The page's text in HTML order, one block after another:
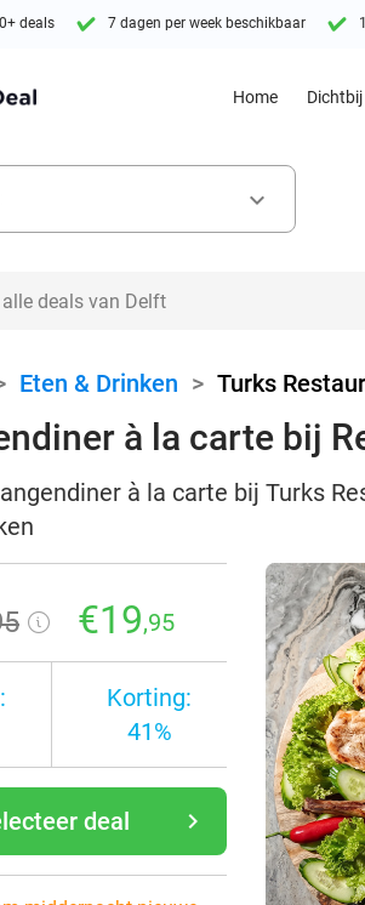
deals 7 dagen per week beschikbaar
Home Dichtbij
keyboard_arrow_down
Eten & Drinken > Turks
à la carte bij
à la carte bij Turks
€19,95
Korting:
41%
navigate_next
deal